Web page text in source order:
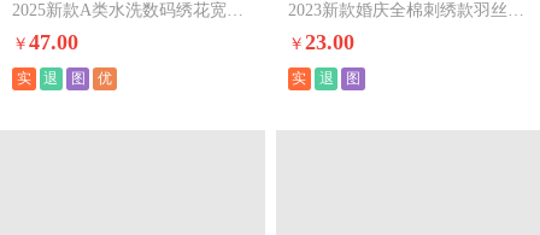
2025新款A类水洗数码绣花宽边夏被夏凉被空调被四件套-罗兰系列罗兰-月光白
￥47.00
实 退 图 优
2023新款婚庆全棉刺绣款羽丝绒枕枕头枕芯爱情玫瑰
￥ 23.00
实 退 图